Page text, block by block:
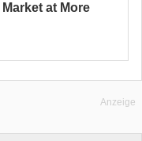
at More
Anzeige